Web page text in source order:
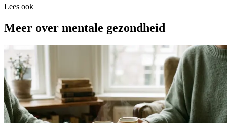
Lees ook
Meer over mentale gezondheid